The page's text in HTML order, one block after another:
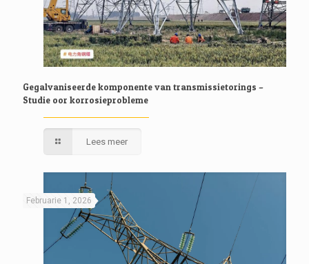
Gegalvaniseerde komponente van transmissietorings –
Studie oor korrosieprobleme
Lees meer
Februarie 1, 2026